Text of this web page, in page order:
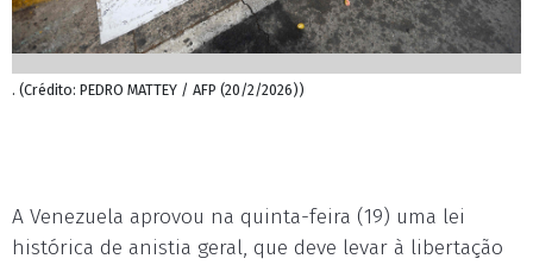
. (Crédito: PEDRO MATTEY / AFP (20/2/2026))
A Venezuela aprovou na quinta-feira (19) uma lei
histórica de anistia geral, que deve levar à libertação